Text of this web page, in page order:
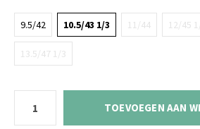
9.5/42 10.5/43 1/3 11/44 12/45
13.5/47 1/3
TOEVOEGEN AAN